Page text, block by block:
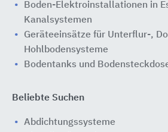
Boden-Elektroinstallationen in
Kanalsystemen
Geräteeinsätze für Unterflur-,
Hohlbodensysteme
Bodentanks und
Beliebte Suchen
Abdichtungssysteme